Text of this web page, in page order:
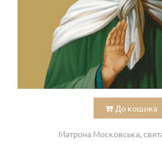
До кошика
Матрона Московська,